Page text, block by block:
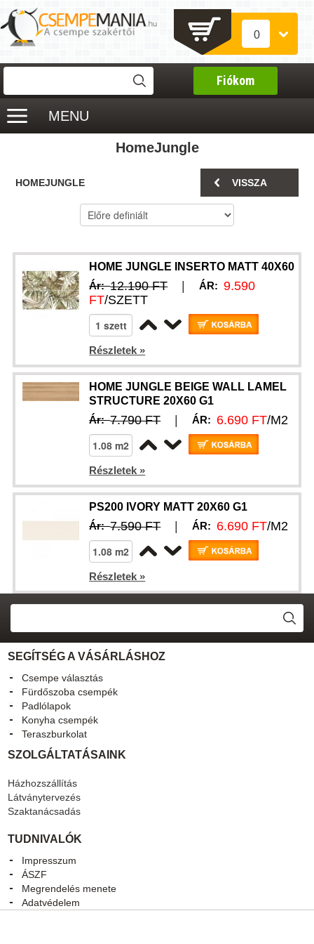
0
Fiókom
MENU
HomeJungle
HOMEJUNGLE VISSZA
HOME JUNGLE INSERTO MATT 40X60
Ár:12.190 FT|ÁR:9.590
FT/SZETT
Részletek »
HOME JUNGLE BEIGE WALL LAMEL
STRUCTURE 20X60 G1
Ár:7.790 FT|ÁR: 6.690 FT/M2
Részletek »
PS200 IVORY MATT 20X60 G1
Ár:7.590 FT|ÁR: 6.690 FT/M2
Részletek »
SEGÍTSÉG A VÁSÁRLÁSHOZ
Csempe választás
Fürdőszoba csempék
Padlólapok
Konyha csempék
Teraszburkolat
SZOLGÁLTATÁSAINK
Házhozszállítás
Látványtervezés
Szaktanácsadás
TUDNIVALÓK
Impresszum
ÁSZF
Megrendelés menete
Adatvédelem